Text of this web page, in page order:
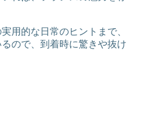
用的な日常のヒントまで、
ので、到着時に驚きや抜け